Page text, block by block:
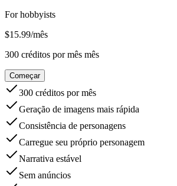
For hobbyists
$15.99/mês
300 créditos por mês mês
Começar
300 créditos por mês
Geração de imagens mais rápida
Consistência de personagens
Carregue seu próprio personagem
Narrativa estável
Sem anúncios